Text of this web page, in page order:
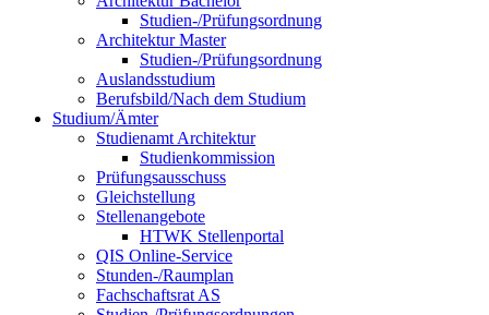
Studien-/Prüfungsordnung
Architektur Master
Studien-/Prüfungsordnung
Auslandsstudium
Berufsbild/Nach dem Studium
Studium/Ämter
Studienamt Architektur
Studienkommission
Prüfungsausschuss
Gleichstellung
Stellenangebote
HTWK Stellenportal
QIS Online-Service
Stunden-/Raumplan
Fachschaftsrat AS